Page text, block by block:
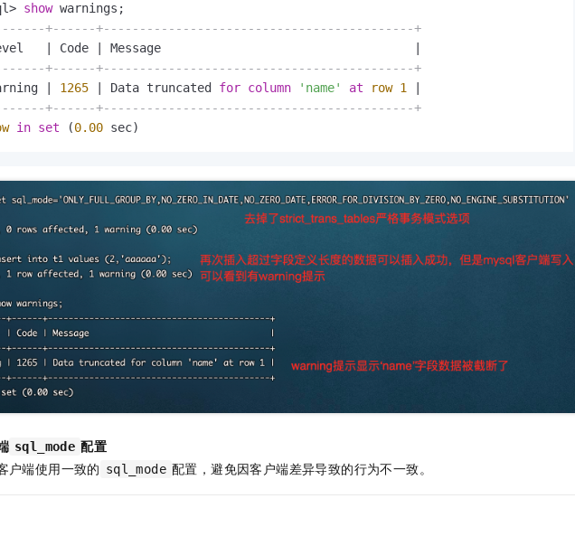
> show
+------+-------------------------------------------+
Code Message
+------+-------------------------------------------+
1265 Data truncated for column 'name' at row 1
+------+-------------------------------------------+
in set (0.00 sec)
sql_mode 配置
户端使用一致的 sql_mode 配置，避免因客户端差异导致的行为不一致。